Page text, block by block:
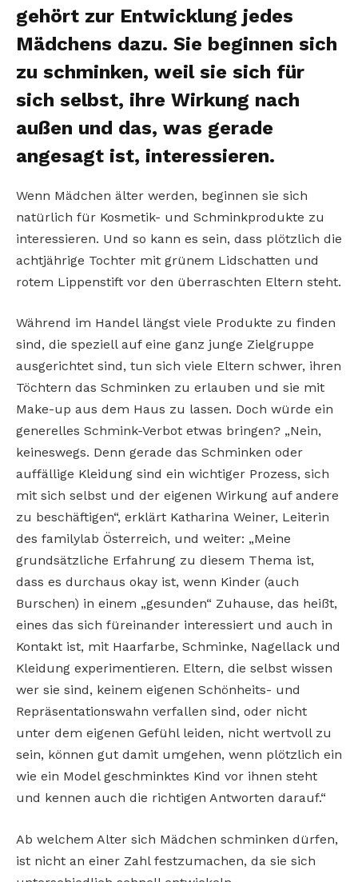
gehört zur Entwicklung jedes
Mädchens dazu. Sie beginnen sich
zu schminken, weil sie sich für
sich selbst, ihre Wirkung nach
außen und das, was gerade
angesagt ist, interessieren.
Wenn Mädchen älter werden, beginnen sie sich
natürlich für Kosmetik- und Schminkprodukte zu
interessieren. Und so kann es sein, dass plötzlich die
achtjährige Tochter mit grünem Lidschatten und
rotem Lippenstift vor den überraschten Eltern steht.
Während im Handel längst viele Produkte zu finden
sind, die speziell auf eine ganz junge Zielgruppe
ausgerichtet sind, tun sich viele Eltern schwer, ihren
Töchtern das Schminken zu erlauben und sie mit
Make-up aus dem Haus zu lassen. Doch würde ein
generelles Schmink-Verbot etwas bringen? „Nein,
keineswegs. Denn gerade das Schminken oder
auffällige Kleidung sind ein wichtiger Prozess, sich
mit sich selbst und der eigenen Wirkung auf andere
zu beschäftigen“, erklärt Katharina Weiner, Leiterin
des familylab Österreich, und weiter: „Meine
grundsätzliche Erfahrung zu diesem Thema ist,
dass es durchaus okay ist, wenn Kinder (auch
Burschen) in einem „gesunden“ Zuhause, das heißt,
eines das sich füreinander interessiert und auch in
Kontakt ist, mit Haarfarbe, Schminke, Nagellack und
Kleidung experimentieren. Eltern, die selbst wissen
wer sie sind, keinem eigenen Schönheits- und
Repräsentationswahn verfallen sind, oder nicht
unter dem eigenen Gefühl leiden, nicht wertvoll zu
sein, können gut damit umgehen, wenn plötzlich ein
wie ein Model geschminktes Kind vor ihnen steht
und kennen auch die richtigen Antworten darauf.“
Ab welchem Alter sich Mädchen schminken dürfen,
ist nicht an einer Zahl festzumachen, da sie sich